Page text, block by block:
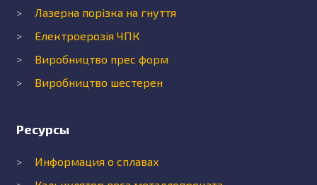
Лазерна порізка на гнуття
Електроерозія ЧПК
Виробництво прес форм
Виробництво шестерен
Ресурсы
Информация о сплавах